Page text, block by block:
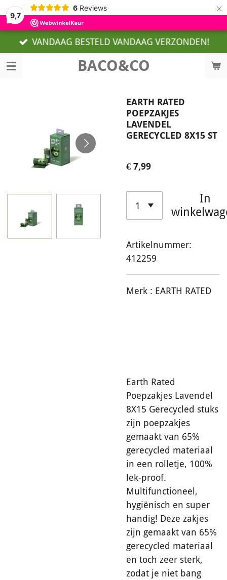
9,7
6 Reviews ×
BACO&CO
VANDAAG BESTELD VANDAAG VERZONDEN!
EARTH RATED
POEPZAKJES
LAVENDEL
GERECYCLED 8X15 ST
€ 7,99
In
Artikelnummer:
412259
Merk : EARTH RATED
Earth Rated
Poepzakjes Lavendel
8X15 Gerecycled stuks
zijn poepzakjes
gemaakt van 65%
gerecycled materiaal
in een rolletje, 100%
lek-proof.
Multifunctioneel,
hygiënisch en super
handig! Deze zakjes
zijn gemaakt van 65%
gerecycled materiaal
en toch zeer sterk,
zodat je niet bang